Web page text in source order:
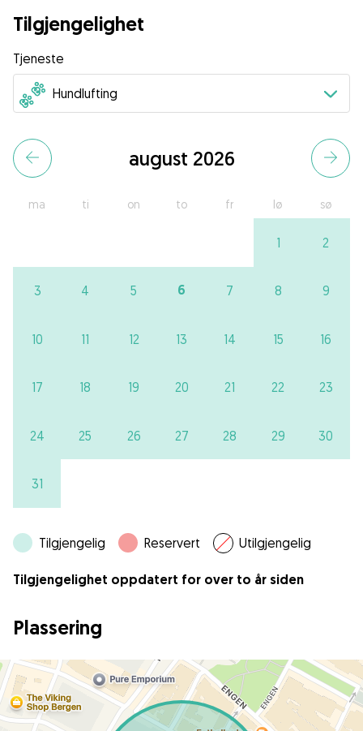
Tilgjengelighet
Tjeneste
august 2026
ma ti on to fr lø sø
1 2
3 4 5 6 7 8 9
10 11 12 13 14 15 16
17 18 19 20 21 22 23
24 25 26 27 28 29 30
31
Tilgjengelig Reservert Utilgjengelig
Tilgjengelighet oppdatert for over to år siden
Plassering